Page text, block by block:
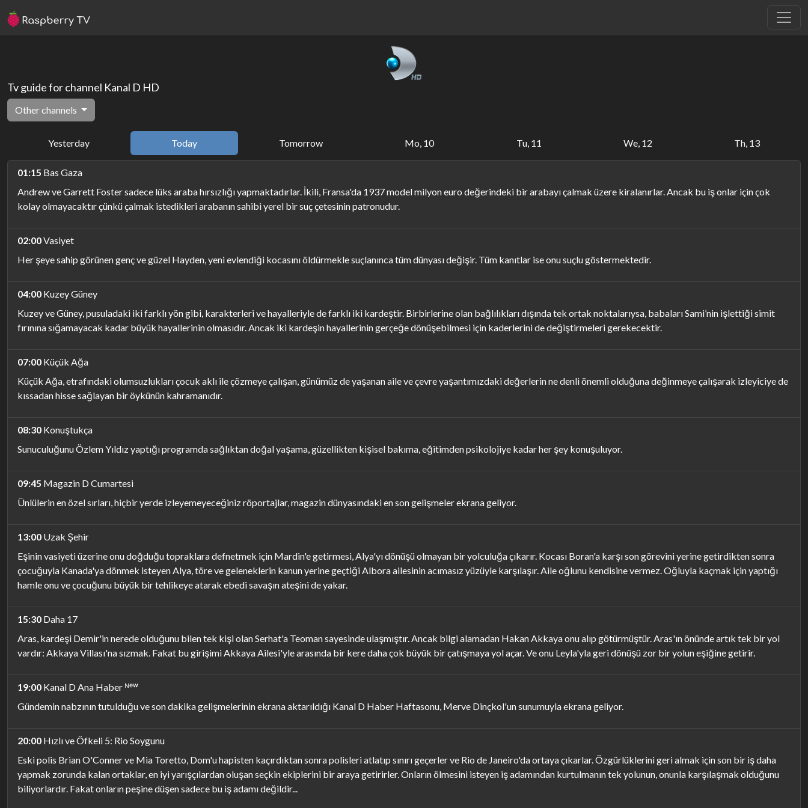
Tv guide for channel Kanal D HD
Other channels
Yesterday Today Tomorrow Mo, 10 Tu, 11 We, 12 Th, 13
01:15 Bas Gaza
Andrew ve Garrett Foster sadece lüks araba hırsızlığı yapmaktadırlar. İkili, Fransa'da 1937 model milyon euro değerindeki bir arabayı çalmak üzere kiralanırlar. Ancak bu iş onlar için çok
kolay olmayacaktır çünkü çalmak istedikleri arabanın sahibi yerel bir suç çetesinin patronudur.
02:00Vasiyet
Her şeye sahip görünen genç ve güzel Hayden, yeni evlendiği kocasını öldürmekle suçlanınca tüm dünyası değişir. Tüm kanıtlar ise onu suçlu göstermektedir.
04:00 Kuzey Güney
Kuzey ve Güney, pusuladaki iki farklı yön gibi, karakterleri ve hayalleriyle de farklı iki kardeştir. Birbirlerine olan bağlılıkları dışında tek ortak noktalarıysa, babaları Sami’nin işlettiği simit
fırınına sığamayacak kadar büyük hayallerinin olmasıdır. Ancak iki kardeşin hayallerinin gerçeğe dönüşebilmesi için kaderlerini de değiştirmeleri gerekecektir.
07:00 Küçük Ağa
Küçük Ağa, etrafındaki olumsuzlukları çocuk aklı ile çözmeye çalışan, günümüz de yaşanan aile ve çevre yaşantımızdaki değerlerin ne denli önemli olduğuna değinmeye çalışarak izleyiciye de
kıssadan hisse sağlayan bir öykünün kahramanıdır.
08:30 Konuştukça
Sunuculuğunu Özlem Yıldız yaptığı programda sağlıktan doğal yaşama, güzellikten kişisel bakıma, eğitimden psikolojiye kadar her şey konuşuluyor.
09:45 Magazin D Cumartesi
Ünlülerin en özel sırları, hiçbir yerde izleyemeyeceğiniz röportajlar, magazin dünyasındaki en son gelişmeler ekrana geliyor.
13:00 Uzak Şehir
Eşinin vasiyeti üzerine onu doğduğu topraklara defnetmek için Mardin'e getirmesi, Alya'yı dönüşü olmayan bir yolculuğa çıkarır. Kocası Boran'a karşı son görevini yerine getirdikten sonra
çocuğuyla Kanada'ya dönmek isteyen Alya, töre ve geleneklerin kanun yerine geçtiği Albora ailesinin acımasız yüzüyle karşılaşır. Aile oğlunu kendisine vermez. Oğluyla kaçmak için yaptığı
hamle onu ve çocuğunu büyük bir tehlikeye atarak ebedi savaşın ateşini de yakar.
15:30 Daha 17
Aras, kardeşi Demir'in nerede olduğunu bilen tek kişi olan Serhat'a Teoman sayesinde ulaşmıştır. Ancak bilgi alamadan Hakan Akkaya onu alıp götürmüştür. Aras'ın önünde artık tek bir yol
vardır: Akkaya Villası'na sızmak. Fakat bu girişimi Akkaya Ailesi'yle arasında bir kere daha çok büyük bir çatışmaya yol açar. Ve onu Leyla'yla geri dönüşü zor bir yolun eşiğine getirir.
19:00 Kanal D Ana Haber ᴺᵉʷ
Gündemin nabzının tutulduğu ve son dakika gelişmelerinin ekrana aktarıldığı Kanal D Haber Haftasonu, Merve Dinçkol'un sunumuyla ekrana geliyor.
20:00 Hızlı ve Öfkeli 5: Rio Soygunu
Eski polis Brian O'Conner ve Mia Toretto, Dom'u hapisten kaçırdıktan sonra polisleri atlatıp sınırı geçerler ve Rio de Janeiro'da ortaya çıkarlar. Özgürlüklerini geri almak için son bir iş daha
yapmak zorunda kalan ortaklar, en iyi yarışçılardan oluşan seçkin ekiplerini bir araya getirirler. Onların ölmesini isteyen iş adamından kurtulmanın tek yolunun, onunla karşılaşmak olduğunu
biliyorlardır. Fakat onların peşine düşen sadece bu iş adamı değildir...